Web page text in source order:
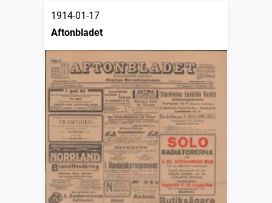
1914-01-17
Aftonbladet